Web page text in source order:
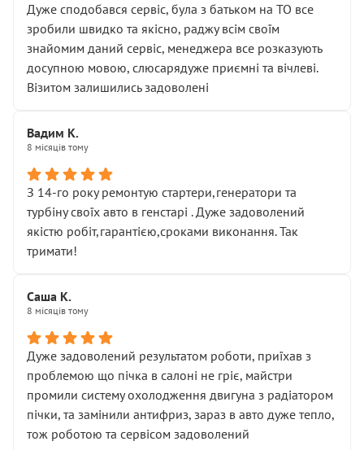
Дуже сподобався сервіс, була з батьком на ТО все
зробили швидко та якісно, раджу всім своїм
знайомим даний сервіс, менеджера все розказують
досупною мовою, слюсарядуже приємні та вічлеві.
Візитом залишились задоволені
Вадим К.
8 місяців тому
З 14-го року ремонтую стартери,генератори та
турбіну своїх авто в генстарі . Дуже задоволений
якістю робіт,гарантією,сроками виконання. Так
тримати!
Саша К.
8 місяців тому
Дуже задоволений результатом роботи, приїхав з
проблемою що пічка в салоні не гріє, майстри
промили систему охолодження двигуна з радіатором
пічки, та замінили антифриз, зараз в авто дуже тепло,
тож роботою та сервісом задоволений